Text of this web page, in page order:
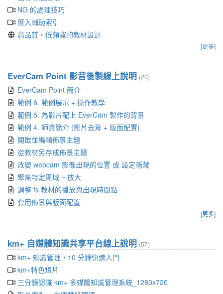
NG 的處理技巧
匯入輔助索引
高品質、低頻寬的教材設計
[更多]
EverCam Point 影音後製線上說明 (20)
EverCam Point 簡介
範例 6. 範例展示 + 操作教學
範例 5. 為影片配上 EverCam 製作的背景
範例 4. 師資簡介 (影片去背 + 版面配置)
開啟並編輯佈景主題
從教材另存成佈景主題
改變 webcam 影像出現的位置 或 設定隱藏
聚焦特定區域 ~ 放大
調整 fs 教材的播放與出現時間點
套用佈景與版面配置
[更多]
km+ 自媒體知識共享平台線上說明 (57)
km+ 知識管理，10 分鐘快速人門
km+特色短片
三分鐘認識 km+ 多媒體知識管理系統_1280x720